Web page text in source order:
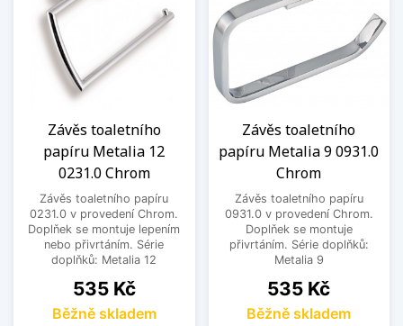
Závěs toaletního
papíru Metalia 12
0231.0 Chrom
Závěs toaletního papíru
0231.0 v provedení Chrom.
Doplňek se montuje lepením
nebo přivrtáním. Série
doplňků: Metalia 12
Cena
535 Kč
Běžně skladem
Závěs toaletního
papíru Metalia 9 0931.0
Chrom
Závěs toaletního papíru
0931.0 v provedení Chrom.
Doplňek se montuje
přivrtáním. Série doplňků:
Metalia 9
Cena
535 Kč
Běžně skladem